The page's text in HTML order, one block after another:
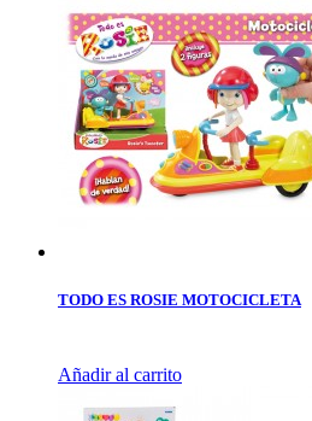
TODO ES ROSIE MOTOCICLETA
Añadir al carrito